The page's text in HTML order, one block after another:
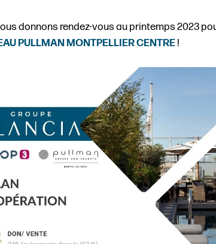
donnons rendez-vous au printemps 2023
PULLMAN MONTPELLIER CENTRE!